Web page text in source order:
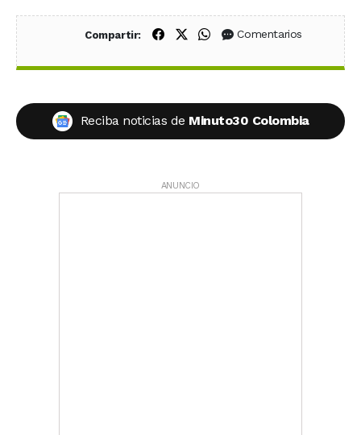
Compartir: Compartir en Facebook
Compartir en X (Twitter)
Compartir en WhatsApp
Comentarios
Reciba noticias de Minuto30 Colombia
ANUNCIO